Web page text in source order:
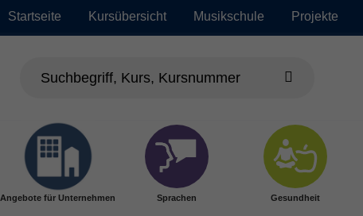
Startseite Kursübersicht Musikschule Projekte
Angebote für Unternehmen Sprachen Gesundheit